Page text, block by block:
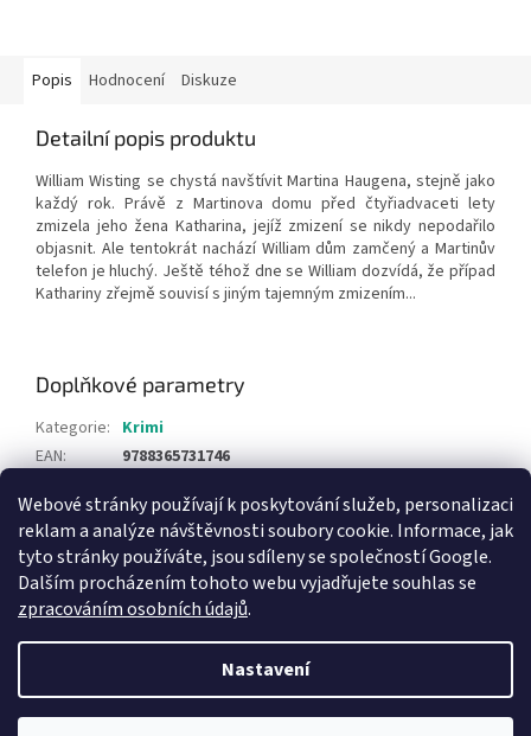
Webové stránky používají k poskytování služeb, personalizaci
reklam a analýze návštěvnosti soubory cookie. Informace, jak
tyto stránky používáte, jsou sdíleny se společností Google.
Dalším procházením tohoto webu vyjadřujete souhlas se
zpracováním osobních údajů.
Nastavení
Popis Hodnocení Diskuze
Detailní popis produktu
William Wisting se chystá navštívit Martina Haugena, stejně jako
každý rok. Právě z Martinova domu před čtyřiadvaceti lety
zmizela jeho žena Katharina, jejíž zmizení se nikdy nepodařilo
objasnit. Ale tentokrát nachází William dům zamčený a Martinův
telefon je hluchý. Ještě téhož dne se William dozvídá, že případ
Kathariny zřejmě souvisí s jiným tajemným zmizením...
Doplňkové parametry
Kategorie: Krimi
EAN: 9788365731746
Knihy pro děti
Vytvořil Shoptet